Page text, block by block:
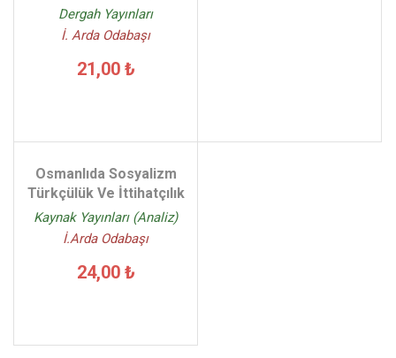
Dergah Yayınları
İ. Arda Odabaşı
21,00 ₺
Osmanlıda Sosyalizm
Türkçülük Ve İttihatçılık
Kaynak Yayınları (Analiz)
İ.Arda Odabaşı
24,00 ₺